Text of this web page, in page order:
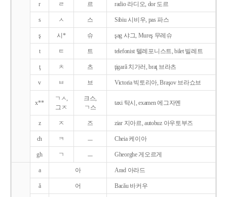
r ㄹ 르 radio 라디오, dor 도르
s ㅅ 스 Sibiu 시비우, pas 파스
ş 시* 슈 şag 샤그, Mureş 무레슈
t ㅌ 트 telefonist 텔레포니스트, bilet 빌레트
ţ ㅊ 츠 ţigarǎ 치가러, braţ 브라츠
v ㅂ 브 Victoria 빅토리아, Braşov 브라쇼브
x**
ㄱㅅ,
그ㅈ
크스,
ㄱ스
taxi 탁시, examen 에그자멘
z ㅈ 즈 ziar 지아르, autobuz 아우토부즈
ch ㅋ ㅡ Cheia 케이아
gh ㄱ ㅡ Gheorghe 게오르게
a 아 Arad 아라드
ǎ 어 Bacǎu 바커우